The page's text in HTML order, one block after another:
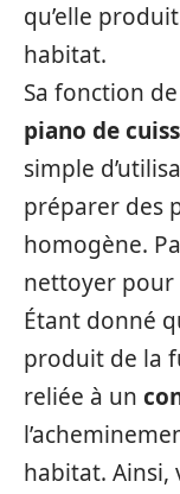
qu’elle
habitat.
Sa fonction
piano de
simple
préparer des
homogène.
nettoyer pour
Étant donné
produit de la
reliée à un
habitat. Ainsi,